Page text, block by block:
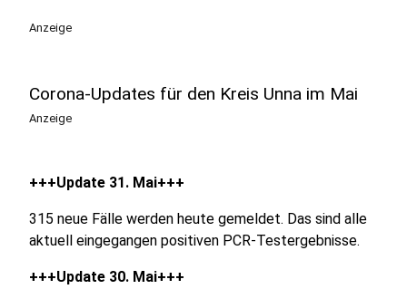
Anzeige
Corona-Updates für den Kreis Unna im Mai
Anzeige
+++Update 31. Mai+++
315 neue Fälle werden heute gemeldet. Das sind alle
aktuell eingegangen positiven PCR-Testergebnisse.
+++Update 30. Mai+++